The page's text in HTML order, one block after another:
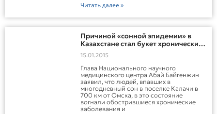
Читать далее »
Причиной «сонной эпидемии» в
Казахстане стал букет хронических
заболеваний – врачи
15.01.2015
Глава Национального научного
медицинского центра Абай Байгенжин
заявил, что людей, впавших в
многодневный сон в поселке Калачи в
700 км от Омска, в это состояние
вогнали обострившиеся хронические
заболевания и